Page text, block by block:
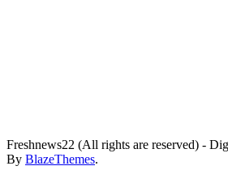
Freshnews22 (All rights are reserved) -
By BlazeThemes.